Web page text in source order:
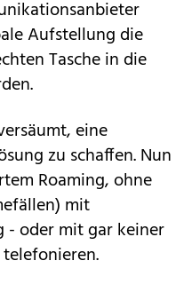
Aufstellung die
Tasche in die
eine
zu schaffen. Nun
Roaming, ohne
mit
- oder mit gar keiner